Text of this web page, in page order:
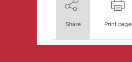
Share Print page